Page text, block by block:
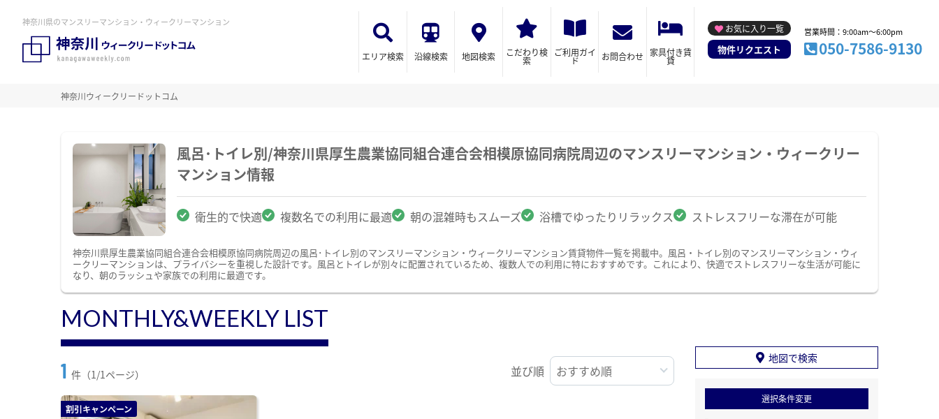
神奈川県のマンスリーマンション・ウィークリーマンション
エリア検索 沿線検索 地図検索 こだわり検
索
ご利用ガイ
ド お問合わせ 家具付き賃
貸
お気に入り一覧
物件リクエスト
営業時間：9:00am～6:00pm
050-7586-9130
神奈川ウィークリードットコム
風呂･トイレ別/神奈川県厚生農業協同組合連合会相模原協同病院周辺のマンスリーマンション・ウィークリー
マンション情報
衛生的で快適 複数名での利用に最適 朝の混雑時もスムーズ 浴槽でゆったりリラックス ストレスフリーな滞在が可能
神奈川県厚生農業協同組合連合会相模原協同病院周辺の風呂･トイレ別のマンスリーマンション・ウィークリーマンション賃貸物件一覧を掲載中。風呂・トイレ別のマンスリーマンション・ウィ
ークリーマンションは、プライバシーを重視した設計です。風呂とトイレが別々に配置されているため、複数人での利用に特におすすめです。これにより、快適でストレスフリーな生活が可能に
なり、朝のラッシュや家族での利用に最適です。
MONTHLY&WEEKLY LIST
1 件（1/1ページ） 並び順
割引キャンペーン
地図で検索
選択条件変更